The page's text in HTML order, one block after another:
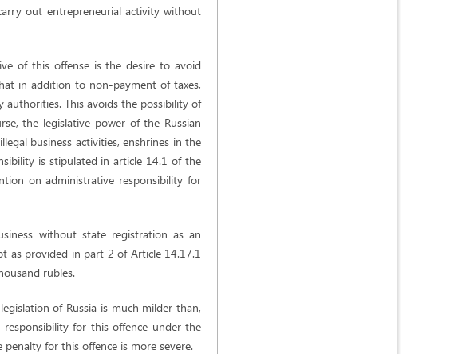
out entrepreneurial activity without
of this offense is the desire to avoid
in addition to non-payment of taxes,
authorities. This avoids the possibility of
the legislative power of the Russian
business activities, enshrines in the
is stipulated in article 14.1 of the
on administrative responsibility for
without state registration as an
as provided in part 2 of Article 14.17.1
rubles.
of Russia is much milder than,
for this offence under the
for this offence is more severe.